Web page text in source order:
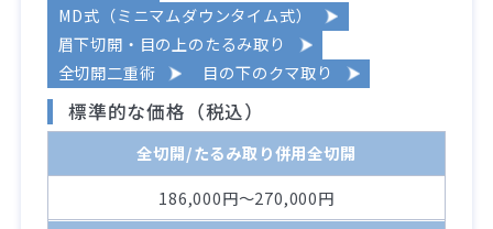
MD式（ミニマムダウンタイム式）
眉下切開・目の上のたるみ取り
全切開二重術
目の下のクマ取り
標準的な価格（税込）
全切開/たるみ取り併用全切開
186,000円～270,000円